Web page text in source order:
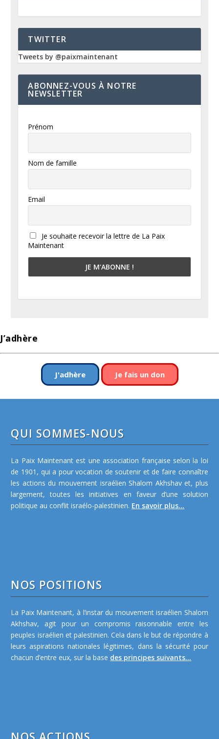
TWITTER
Tweets by @paixmaintenant
ABONNEZ-VOUS À NOTRE
NEWSLETTER
Prénom
Nom de famille
Email
Je souhaite recevoir la lettre de La Paix
Maintenant
J’adhère
J'adhère Je fais un don
QUI SOMMES-NOUS
La Paix Maintenant est une association française selon la loi
de 1901, qui a pour vocation de soutenir et de faire connaître
les actions du mouvement israélien Shalom Akhshav et, plus
largement, toutes les initiatives en faveur d’une solution
politique au conflit israélo-palestinien. En savoir plus...
NOS POSITIONS
La Paix Maintenant, à l’instar du mouvement israélien Shalom
Akhshav, agit pour un compromis raisonnable entre les
peuples israélien et palestinien. Cela dans le but de répondre à
leurs aspirations nationales légitimes, dans la sécurité pour
chacun d’entre eux, sur la base des principes suivants...